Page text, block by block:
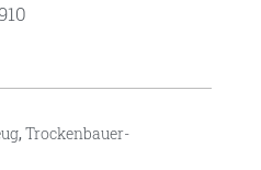
,Trockenbauer-